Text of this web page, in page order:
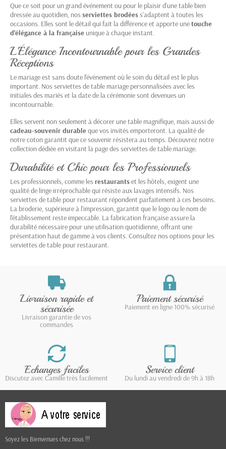
Que ce soit pour un grand événement ou pour le plaisir d'une table bien
dressée au quotidien, nosserviettes brodées s'adaptent à toutes les
occasions. Elles sont le détail qui fait la différence et apporte unetouche
d'élégance à la française unique à chaque instant.
L'Élégance Incontournable pour les Grandes
Réceptions
Le mariage est sans doute l'événement où le soin du détail est le plus
important. Nos serviettes de table mariage personnalisées avec les
initiales des mariés et la date de la cérémonie sont devenues un
incontournable.
Elles servent non seulement à décorer une table magnifique, mais aussi de
cadeau-souvenir durableque vos invités emporteront. La qualité de
notre coton garantit que ce souvenir résistera au temps. Découvrez notre
collection dédiée en visitant la page des serviettes de table mariage.
Durabilité et Chic pour les Professionnels
Les professionnels, comme lesrestaurantset les hôtels, exigent une
qualité de linge irréprochable qui résiste aux lavages intensifs. Nos
serviettes de table pour restaurant répondent parfaitement à ces besoins.
La broderie, supérieure à l'impression, garantit que le logo ou le nom de
l'établissement reste impeccable. La fabrication française assure la
durabilité nécessaire pour une utilisation quotidienne, offrant une
présentation haut de gamme à vos clients. Consultez nos options pour les
serviettes de table pour restaurant.
Livraison rapide et
sécurisée
Livraison garantie de vos
commandes
Paiement sécurisé
Paiement en ligne 100% sécurisé
Echanges faciles
Discutez avec Camille très facilement
Service client
Du lundi au vendredi de 9h à 18h
Soyez les Bienvenues chez nous !!!